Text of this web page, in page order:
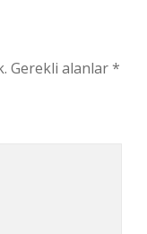
Gerekli alanlar*